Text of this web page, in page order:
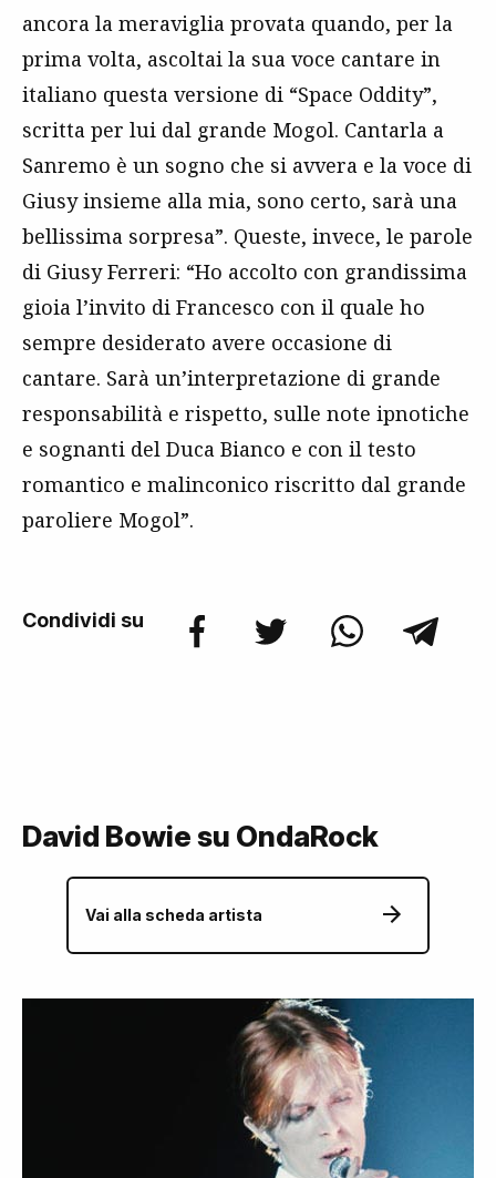
ancora la meraviglia provata quando, per la
prima volta, ascoltai la sua voce cantare in
italiano questa versione di “Space Oddity”,
scritta per lui dal grande Mogol. Cantarla a
Sanremo è un sogno che si avvera e la voce di
Giusy insieme alla mia, sono certo, sarà una
bellissima sorpresa”. Queste, invece, le parole
di Giusy Ferreri: “Ho accolto con grandissima
gioia l’invito di Francesco con il quale ho
sempre desiderato avere occasione di
cantare. Sarà un’interpretazione di grande
responsabilità e rispetto, sulle note ipnotiche
e sognanti del Duca Bianco e con il testo
romantico e malinconico riscritto dal grande
paroliere Mogol”.
Condividi su
David Bowie su OndaRock
Vai alla scheda artista